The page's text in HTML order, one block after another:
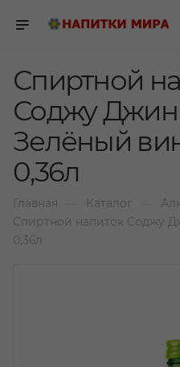
Спиртной
Соджу
Зелёный
0,36л
Главная Каталог
Спиртной напиток Соджу
0,36л